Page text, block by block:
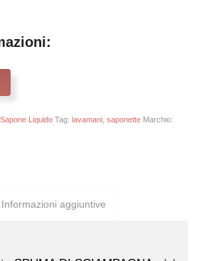
Sapone Liquido Tag:lavamani ,saponette Marchio:
Informazioni aggiuntive